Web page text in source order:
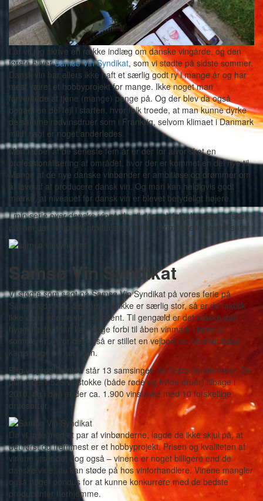
I år vil jeg skrive en række indlæg om danske vingårde, og den
første bliverSamsø Vin Syndikat, som vi stødte på sidste sommer.
Dansk vin har ellers ikke haft et særlig godt ry i mange år og har
mest været et hobbyprojekt for mange. Ikke noget man
forventede at tjene (mange) penge på. Og der blev da også
begået en del fejl i starten, hvor folk troede, at man kunne dyrke
de samme rødvinsdruer som i Frankrig, selvom klimaet i Danmark
mildt sagt er noget anderledes.
Men i løbet af de seneste fem år er der for alvor sket en
professionalisering af området, hvor der er kommet en del nye til.
Mange af de nye danske vinbønder er ambitiøse og drømmer om
at leve af at producere dansk vin. Og man kan heldigvis godt
mærke, at niveauet for dansk vin er blevet betydeligt højere.
I min serie over danske vingårde vil der selvfølgelig være forskel
på, om det er hobby-producenter eller kommercielle producenter.
Samsø Vin Syndikat
Vi stødte som sagt på Samsø Vin Syndikat på vores ferie på
Samsø sidste år. Selvom øen ikke er særlig stor, så er de faktisk
ikke øens eneste vinproducent. Til gengæld er det måske den
hyggeligste. Man kan kigge forbi til åben vinmark i løbet af
sommeren, hvor der også er stillet en vejbod op, så man både
kan smage og købe vin.
Bag vinproducenten står 13 samsinger- de fleste pensionister. De
plantede 1.525 vinstokke (både røde og hvide druer) tilbage i
2010, og i dag er der ca. 1.900 vinstokke med 10 forskellige
druesorter.
Da vi talte med et par af vinbønderne, lagde de ikke skjul på, at
det først og fremmest er et hobbyprojekt. Prisen og kvaliteten af
vinene viser det dog også – vinene er noget billigere end de
danske vine, du kan støde på hos vinforhandlere. Vinene mangler
også noget pondus for at kunne konkurrere med de bedste
producenter herhjemme.